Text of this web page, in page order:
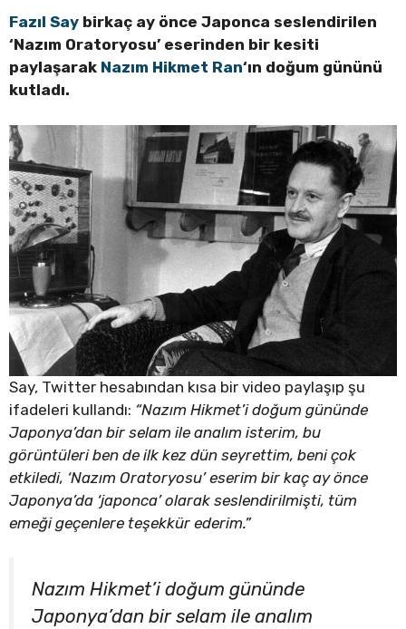
Fazıl Say birkaç ay önce Japonca seslendirilen
‘Nazım Oratoryosu’ eserinden bir kesiti
paylaşarak Nazım Hikmet Ran‘ın doğum gününü
kutladı.
Say, Twitter hesabından kısa bir video paylaşıp şu
ifadeleri kullandı: “Nazım Hikmet’i doğum gününde
Japonya’dan bir selam ile analım isterim, bu
görüntüleri ben de ilk kez dün seyrettim, beni çok
etkiledi, ‘Nazım Oratoryosu’ eserim bir kaç ay önce
Japonya’da ‘japonca’ olarak seslendirilmişti, tüm
emeği geçenlere teşekkür ederim.”
Nazım Hikmet’i doğum gününde
Japonya’dan bir selam ile analım